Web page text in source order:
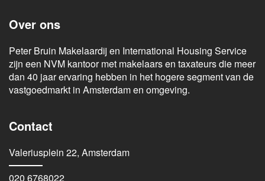
Over ons
Peter Bruin Makelaardij en International Housing Service
zijn een NVM kantoor met makelaars en taxateurs die meer
dan 40 jaar ervaring hebben in het hogere segment van de
vastgoedmarkt in Amsterdam en omgeving.
Contact
Valeriusplein 22, Amsterdam
020 6768022